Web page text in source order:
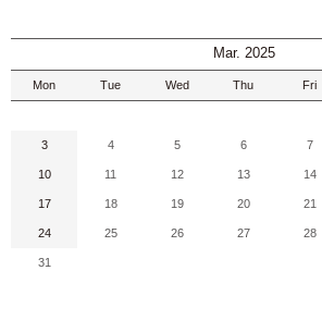
Mar. 2025
Mon Tue Wed Thu Fri
3 4 5 6 7
10 11 12 13 14
17 18 19 20 21
24 25 26 27 28
31